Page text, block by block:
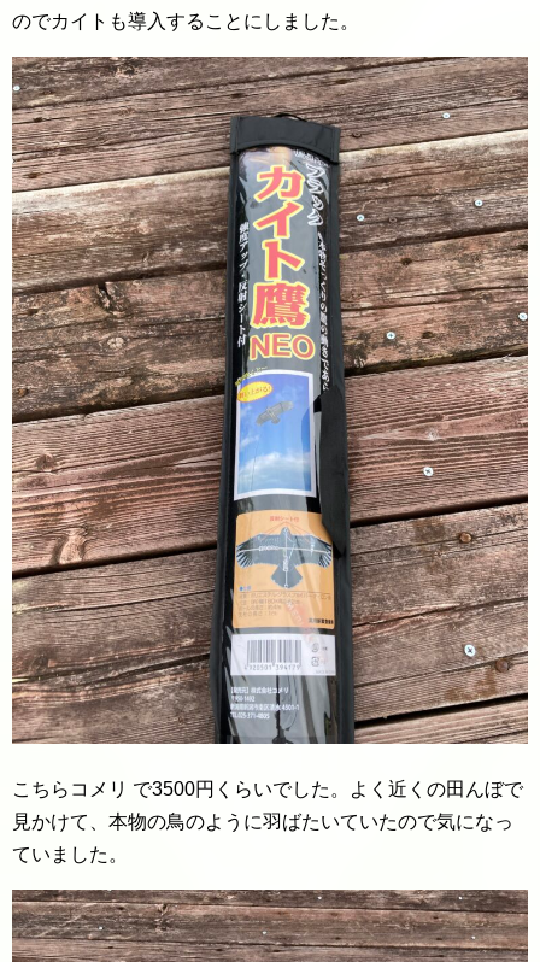
のでカイトも導入することにしました。
こちらコメリ で3500円くらいでした。よく近くの田んぼで
見かけて、本物の鳥のように羽ばたいていたので気になっ
ていました。